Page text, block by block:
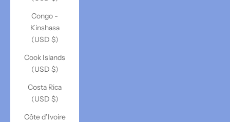
Congo -
Kinshasa
(USD $)
Cook Islands
(USD $)
Costa Rica
(USD $)
Côte d’Ivoire